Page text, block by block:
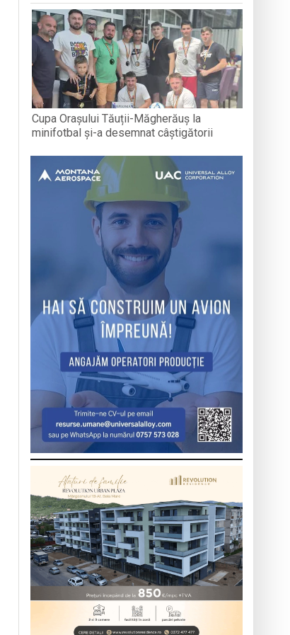
Cupa Orașului Tăuții-Măgherăuș la
minifotbal și-a desemnat câștigătorii